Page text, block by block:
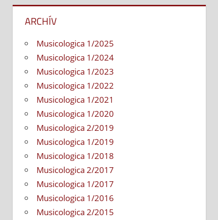
ARCHÍV
Musicologica 1/2025
Musicologica 1/2024
Musicologica 1/2023
Musicologica 1/2022
Musicologica 1/2021
Musicologica 1/2020
Musicologica 2/2019
Musicologica 1/2019
Musicologica 1/2018
Musicologica 2/2017
Musicologica 1/2017
Musicologica 1/2016
Musicologica 2/2015